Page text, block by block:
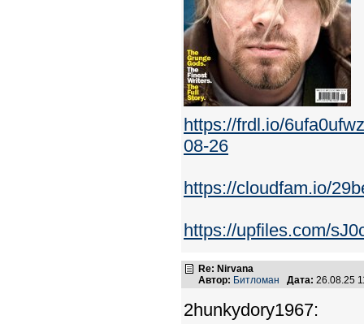
https://frdl.io/
08-26
https://cloudfam.io/
https://upfiles.com/
Re: Nirvana
Автор: Битломан Дата: 26.08.25
2hunkydory1967: